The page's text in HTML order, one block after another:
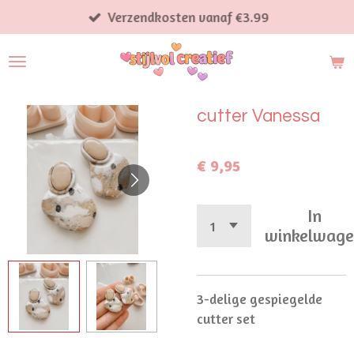
direct
naar
Verzendkosten vanaf €3.99
cutter Vanessa
€ 9,95
In
3-delige gespiegelde
cutter set